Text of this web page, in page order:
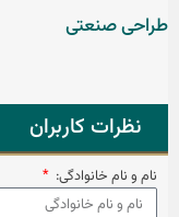
طراحی صنعتی
نظرات کاربران
نام و نام خانوادگی: